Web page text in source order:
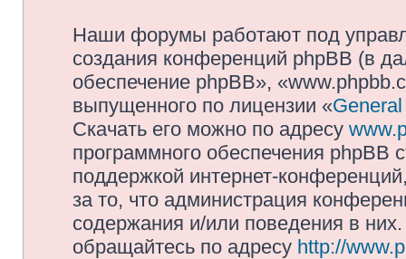
Наши форумы работают под
создания конференций phpBB (в
обеспечение phpBB»,
выпущенного по лицензии «
Скачать его можно по адресу
программного обеспечения phpBB
поддержкой интернет-
за то, что администрация
содержания и/или поведения в
обращайтесь по адресу http://